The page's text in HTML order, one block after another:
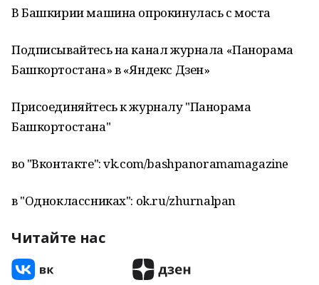
В Башкирии машина опрокинулась с моста
Подписывайтесь на канал журнала «Панорама
Башкортостана» в «Яндекс Дзен»
Присоединяйтесь к журналу "Панорама
Башкортостана"
во "Вконтакте": vk.com/bashpanoramamagazine
в "Одноклассниках": ok.ru/zhurnalpan
Читайте нас